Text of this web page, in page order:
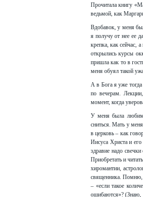
Прочитала книгу
ведьмой, как
Вдобавок, у меня
я получу от нее ее
крепка, как сейчас,
открылись курсы
пришла как то в
меня обуял такой
А в Бога я уже
по вечерам.
момент, когда
У меня была
сниться. Мать у
в церковь – как
Иисуса Христа и
здравие надо
Приобретать и
хиромантии,
священника. Помню,
– «если такое
ошибаются»? (Знаю,